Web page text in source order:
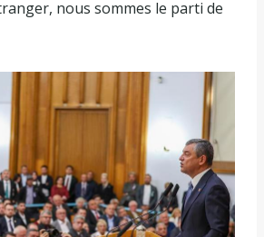
nous sommes le parti de